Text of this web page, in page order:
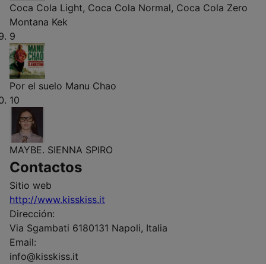
Coca Cola Light, Coca Cola Normal, Coca Cola Zero
Montana Kek
9
Por el suelo Manu Chao
10
MAYBE. SIENNA SPIRO
Contactos
Sitio web
http://www.kisskiss.it
Dirección:
Via Sgambati 6180131 Napoli, Italia
Email:
info@kisskiss.it